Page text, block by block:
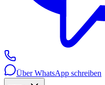
Über WhatsApp schreiben